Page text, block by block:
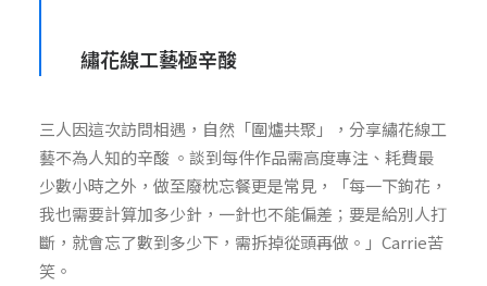
繡花線工藝極辛酸
三人因這次訪問相遇，自然「圍爐共聚」，分享繡花線工
藝不為人知的辛酸 。談到每件作品需高度專注、耗費最
少數小時之外，做至廢枕忘餐更是常見，「每一下鉤花，
我也需要計算加多少針，一針也不能偏差；要是給別人打
斷，就會忘了數到多少下，需拆掉從頭再做。」Carrie苦
笑。